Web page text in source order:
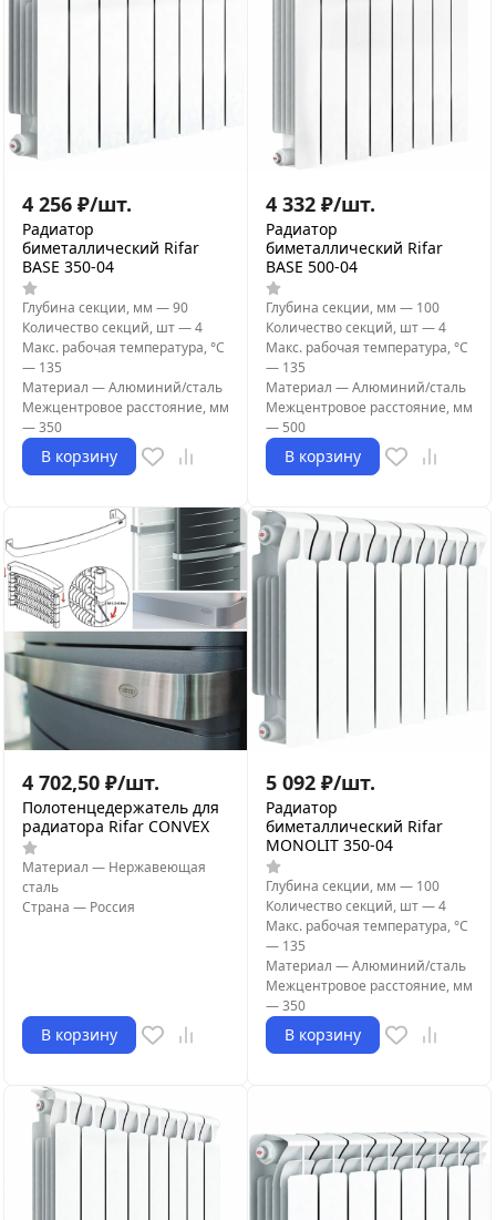
4 256 ₽/шт.
Радиатор
биметаллический Rifar
BASE 350-04
Глубина секции, мм —90
Количество секций, шт—4
Макс. рабочая температура, °С
— 135
Материал —Алюминий/сталь
Межцентровое расстояние, мм
—350
В корзину
4 332 ₽/шт.
Радиатор
биметаллический Rifar
BASE 500-04
Глубина секции, мм — 100
Количество секций, шт—4
Макс. рабочая температура, °С
— 135
Материал —Алюминий/сталь
Межцентровое расстояние, мм
— 500
В корзину
4 702,50 ₽/шт.
Полотенцедержатель для
радиатора Rifar CONVEX
Материал — Нержавеющая
сталь
Страна — Россия
В корзину
5 092 ₽/шт.
Радиатор
биметаллический Rifar
MONOLIT 350-04
Глубина секции, мм — 100
Количество секций, шт—4
Макс. рабочая температура, °С
— 135
Материал —Алюминий/сталь
Межцентровое расстояние, мм
—350
В корзину